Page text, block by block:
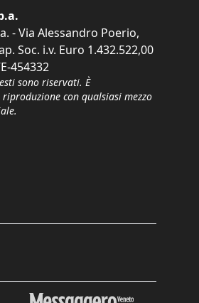
- Via Alessandro Poerio,
Soc. i.v. Euro 1.432.522,00
454332
sono riservati. È
con qualsiasi mezzo